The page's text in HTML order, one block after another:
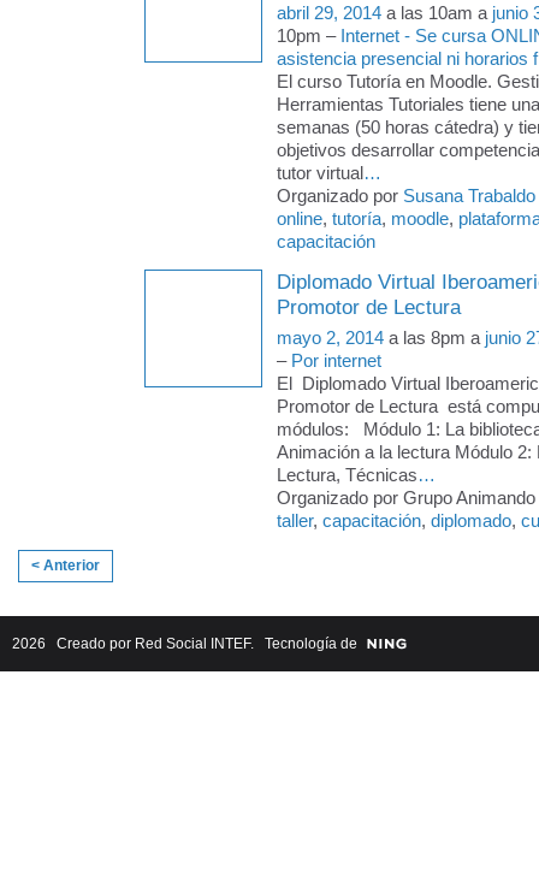
abril 29, 2014 a las 10am a junio
10pm – Internet - Se cursa
asistencia presencial ni horarios
El curso Tutoría en Moodle.
Herramientas Tutoriales tiene
semanas (50 horas cátedra) y
objetivos desarrollar
tutor virtual…
Organizado por Susana Trabaldo
online, tutoría, moodle,
capacitación
Diplomado Virtual
Promotor de Lectura
mayo 2, 2014 a las 8pm a junio
– Por internet
El Diplomado Virtual
Promotor de Lectura está
módulos: Módulo 1: La
Animación a la lectura Módulo 2:
Lectura, Técnicas…
Organizado por Grupo
taller, capacitación, diplomado,
< Anterior
2026 Creado por Red Social INTEF. Tecnología de